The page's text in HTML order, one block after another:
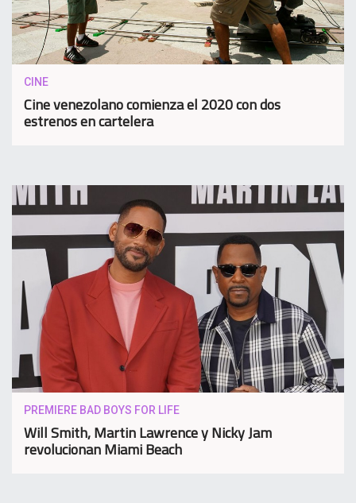
CINE
Cine venezolano comienza el 2020 con dos
estrenos en cartelera
PREMIERE BAD BOYS FOR LIFE
Will Smith, Martin Lawrence y Nicky Jam
revolucionan Miami Beach